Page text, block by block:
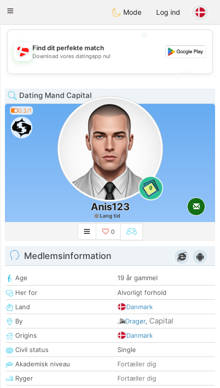
SmukDansk
Toggle
Mode Log ind
💖
💕
Find dit perfekte match
Download vores datingapp nu!
Dating Mand Capital
0.3/1
0
Anis123
Lang tid
0
Medlemsinformation
Age
19 år gammel
Her for
Alvorligt forhold
Land
Danmark
By
Dragør, Capital
Origins
Danmark
Civil status
Single
Akademisk niveau
Fortæller dig
Ryger
Fortæller dig